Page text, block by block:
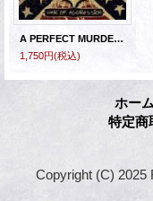
A PERFECT MURDER -War Of Aggression
1,750円(税込)
ホーム
特定商
Copyright (C) 2025